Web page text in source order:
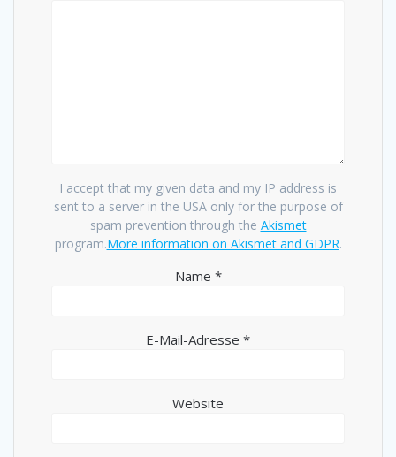
I accept that my given data and my IP address is
sent to a server in the USA only for the purpose of
spam prevention through the Akismet
program.More information on Akismet and GDPR.
Name *
E-Mail-Adresse *
Website